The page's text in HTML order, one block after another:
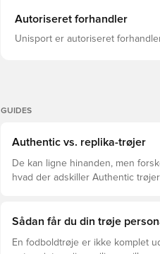
Autoriseret forhandler
Unisport er autoriseret
GUIDES
Authentic vs. replika-trøjer
De kan ligne hinanden, men
hvad der adskiller Authentic
Sådan får du din trøje
En fodboldtrøje er ikke komplet